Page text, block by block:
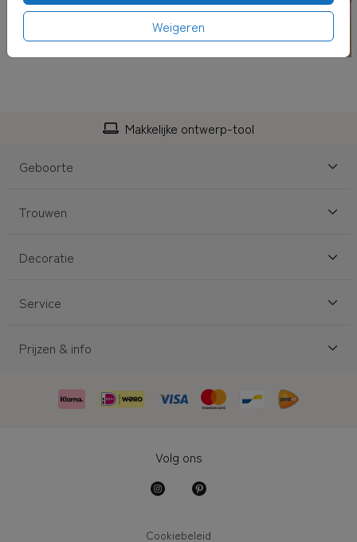
Weigeren
Makkelijke ontwerp-tool
Geboorte
Trouwen
Decoratie
Service
Prijzen & info
Volg ons
Cookiebeleid